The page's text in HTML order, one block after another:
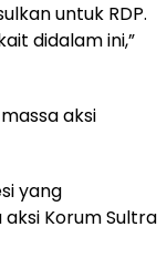
untuk RDP.
didalam ini,”
aksi
yang
Korum Sultra